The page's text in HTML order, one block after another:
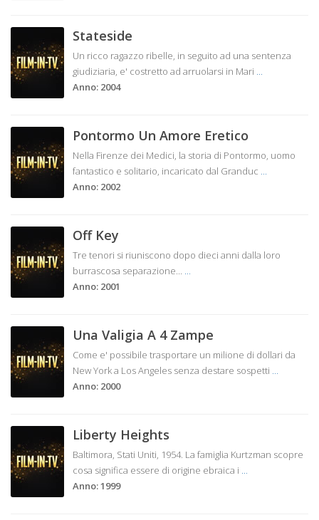
Stateside
Un ricco ragazzo ribelle, in seguito ad una sentenza
giudiziaria, e' costretto ad arruolarsi in Mari ...
Anno: 2004
Pontormo Un Amore Eretico
Nella Firenze dei Medici, la storia di Pontormo, uomo
fantastico e solitario, incaricato dal Granduc ...
Anno: 2002
Off Key
Tre tenori si riuniscono dopo dieci anni dalla loro
burrascosa separazione... ...
Anno: 2001
Una Valigia A 4 Zampe
Come e' possibile trasportare un milione di dollari da
New York a Los Angeles senza destare sospetti ...
Anno: 2000
Liberty Heights
Baltimora, Stati Uniti, 1954. La famiglia Kurtzman scopre
cosa significa essere di origine ebraica i ...
Anno: 1999